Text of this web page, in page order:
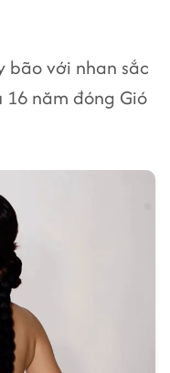
bão với nhan sắc
năm đóng Gió